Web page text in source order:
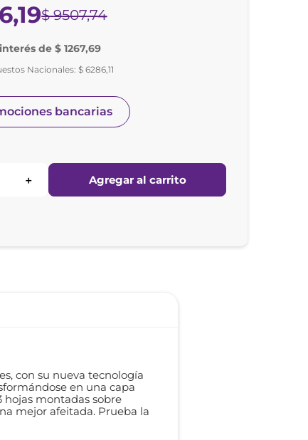
,19$ 9507,74
de $ 1267,69
Nacionales:$ 6286,11
bancarias
＋ Agregar al carrito
con su nueva tecnología
en una capa
hojas montadas sobre
mejor afeitada. Prueba la